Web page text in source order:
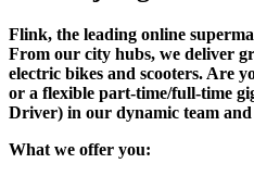
Flink, the leading online
From our city hubs, we deliver
electric bikes and scooters. Are
or a flexible part-time/full-time
Driver) in our dynamic team
What we offer you: